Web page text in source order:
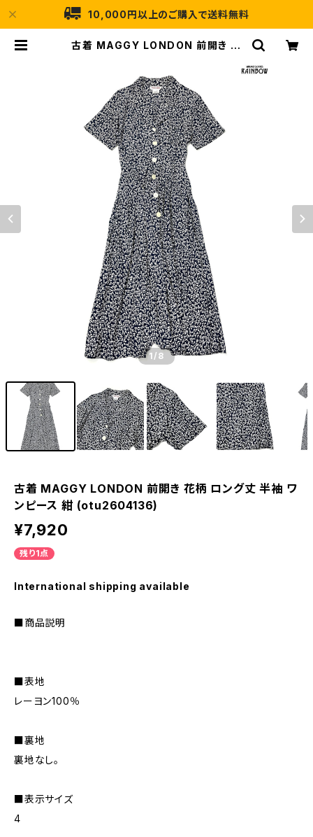
10,000円以上のご購入で送料無料
古着 MAGGY LONDON 前開き 花
1 /8
古着 MAGGY LONDON 前開き 花柄 ロング丈 半袖 ワ
ンピース 紺 (otu2604136)
¥7,920
残り1点
International shipping available
■商品説明
■表地
レーヨン100％
■裏地
裏地なし。
■表示サイズ
4